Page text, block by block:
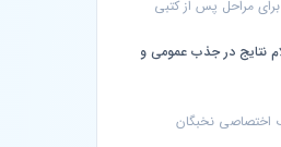
مراحل پس از کتبی
نتایج در جذب عمومی و
اختصاصی نخبگان